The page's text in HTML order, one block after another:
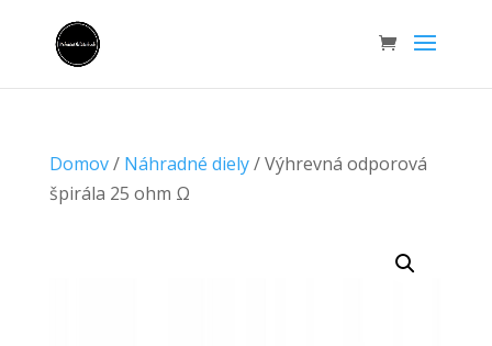
Domov/ Náhradné diely/ Výhrevná odporová
špirála 25 ohm Ω